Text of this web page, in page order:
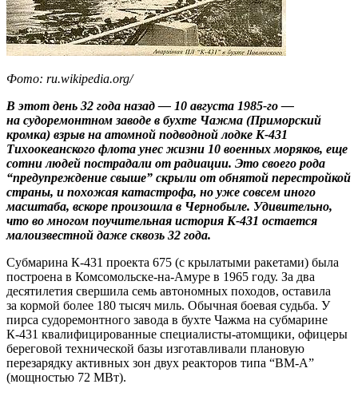
Фото: ru.wikipedia.org/
В этот день 32 года назад — 10 августа 1985-го —
на судоремонтном заводе в бухте Чажма (Приморский
кромка) взрыв на атомной подводной лодке К-431
Тихоокеанского флота унес жизни 10 военных моряков, еще
сотни людей пострадали от радиации. Это своего рода
“предупреждение свыше” скрыли от обнятой перестройкой
страны, и похожая катастрофа, но уже совсем иного
масштаба, вскоре произошла в Чернобыле. Удивительно,
что во многом поучительная история К-431 остается
малоизвестной даже сквозь 32 года.
Субмарина К-431 проекта 675 (с крылатыми ракетами) была
построена в Комсомольске-на-Амуре в 1965 году. За два
десятилетия свершила семь автономных походов, оставила
за кормой более 180 тысяч миль. Обычная боевая судьба. У
пирса судоремонтного завода в бухте Чажма на субмарине
К-431 квалифицированные специалисты-атомщики, офицеры
береговой технической базы изготавливали плановую
перезарядку активных зон двух реакторов типа “ВМ-А”
(мощностью 72 МВт).